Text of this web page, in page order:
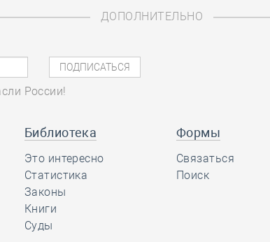
ДОПОЛНИТЕЛЬНО
России!
Библиотека
Это интересно
Статистика
Законы
Книги
Суды
Формы
Связаться
Поиск